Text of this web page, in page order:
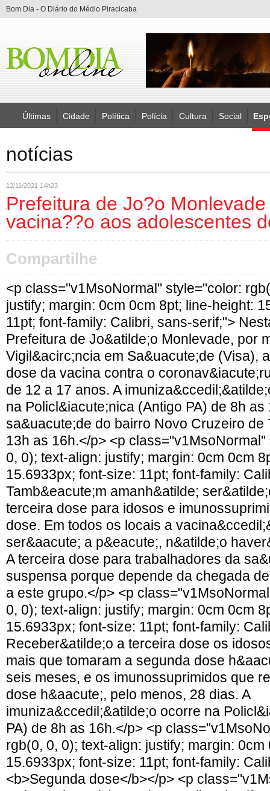
Bom Dia - O Diário do Médio Piracicaba
Últimas Cidade Política Polícia Cultura Social
notícias
12/11/2021 14h23
Prefeitura de Jo?o
vacina??o aos adolescentes
Compartilhe
<p class="v1MsoNormal" style="color:
justify; margin: 0cm 0cm 8pt; line-height:
11pt; font-family: Calibri, sans-serif;">
Prefeitura de Jo&atilde;o Monlevade, por
Vigil&acirc;ncia em Sa&uacute;de (Visa),
dose da vacina contra o
de 12 a 17 anos. A
na Policl&iacute;nica (Antigo PA) de 8h
sa&uacute;de do bairro Novo Cruzeiro de
13h as 16h.</p> <p
0, 0); text-align: justify; margin: 0cm 0cm
15.6933px; font-size: 11pt; font-family:
Tamb&eacute;m amanh&atilde;
terceira dose para idosos e
dose. Em todos os locais a
ser&aacute; a p&eacute;, n&atilde;o
A terceira dose para trabalhadores da
suspensa porque depende da chegada
a este grupo.</p> <p
0, 0); text-align: justify; margin: 0cm 0cm
15.6933px; font-size: 11pt; font-family:
Receber&atilde;o a terceira dose os
mais que tomaram a segunda dose
seis meses, e os imunossuprimidos que
dose h&aacute;, pelo menos, 28 dias. A
imuniza&ccedil;&atilde;o ocorre na
PA) de 8h as 16h.</p> <p
rgb(0, 0, 0); text-align: justify; margin:
15.6933px; font-size: 11pt; font-family:
<b>Segunda dose</b></p> <p